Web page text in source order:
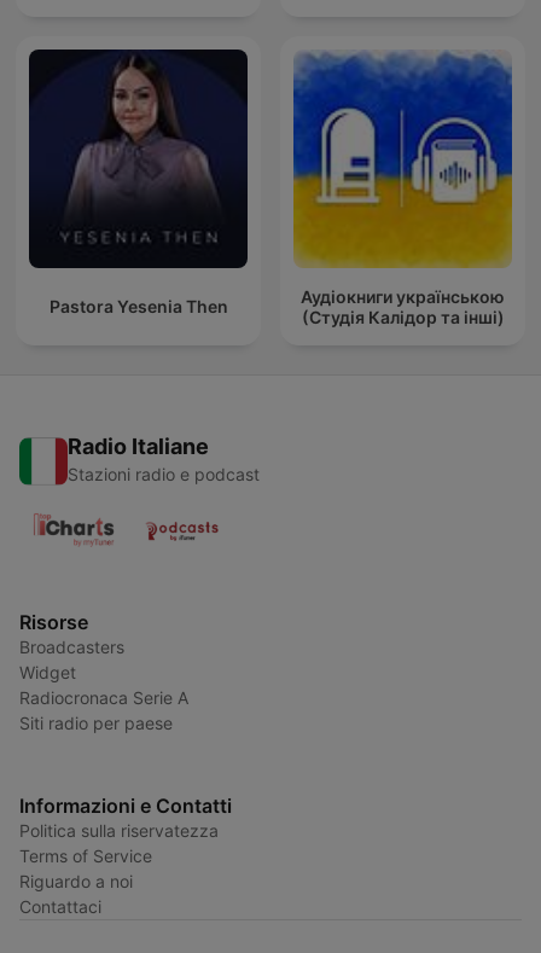
Pastora Yesenia Then
Аудіокниги українською
(Студія Калідор та інші)
Radio Italiane
Stazioni radio e podcast
Risorse
Broadcasters
Widget
Radiocronaca Serie A
Siti radio per paese
Informazioni e Contatti
Politica sulla riservatezza
Terms of Service
Riguardo a noi
Contattaci